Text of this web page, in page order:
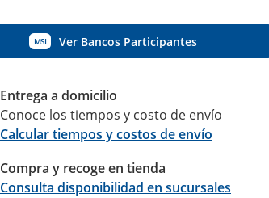
MSI Ver Bancos Participantes
Entrega a domicilio
Conoce los tiempos y costo de envío
Calcular tiempos y costos de envío
Compra y recoge en tienda
Consulta disponibilidad en sucursales